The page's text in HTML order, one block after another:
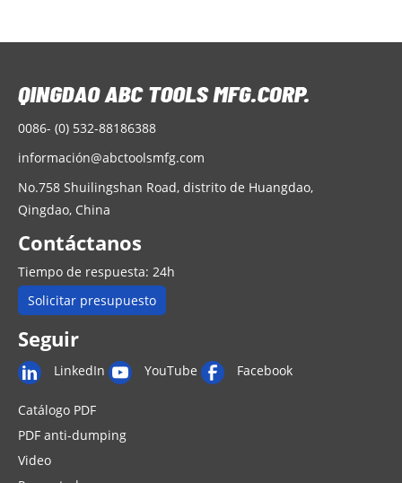
0086- (0) 532-88186388
información@abctoolsmfg.com
No.758 Shuilingshan Road, distrito de Huangdao,
Qingdao, China
Contáctanos
Tiempo de respuesta: 24h
Solicitar presupuesto
Seguir
LinkedIn YouTube Facebook
Catálogo PDF
PDF anti-dumping
Video